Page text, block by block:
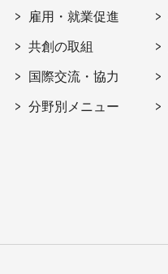
雇用・就業促進
共創の取組
国際交流・協力
分野別メニュー